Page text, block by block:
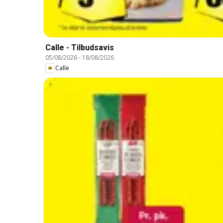
Calle - Tilbudsavis
05/08/2026- 18/08/2026
Calle